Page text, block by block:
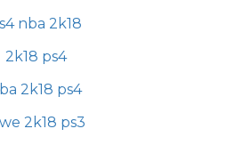
nba 2k18
2k18 ps4
2k18 ps4
2k18 ps3